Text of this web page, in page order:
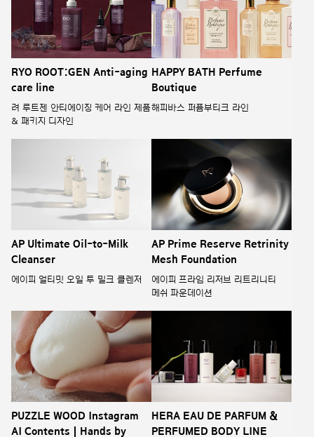
RYO ROOT:GEN Anti-aging
care line
려 루트젠 안티에이징 케어 라인 제품
& 패키지 디자인
HAPPY BATH Perfume
Boutique
해피바스 퍼퓸부티크 라인
AP Ultimate Oil-to-Milk
Cleanser
에이피 얼티밋 오일 투 밀크 클렌저
AP Prime Reserve Retrinity
Mesh Foundation
에이피 프라임 리저브 리트리니티
메쉬 파운데이션
PUZZLE WOOD Instagram
AI Contents | Hands by
HERA EAU DE PARFUM &
PERFUMED BODY LINE